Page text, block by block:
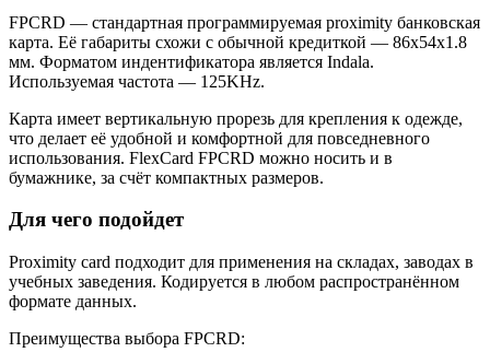
FPCRD — стандартная программируемая proximity банковская
карта. Её габариты схожи с обычной кредиткой — 86х54х1.8
мм. Форматом индентификатора является Indala.
Используемая частота — 125KHz.
Карта имеет вертикальную прорезь для крепления к одежде,
что делает её удобной и комфортной для повседневного
использования. FlexCard FPCRD можно носить и в
бумажнике, за счёт компактных размеров.
Для чего подойдет
Proximity card подходит для применения на складах, заводах в
учебных заведения. Кодируется в любом распространённом
формате данных.
Преимущества выбора FPCRD: